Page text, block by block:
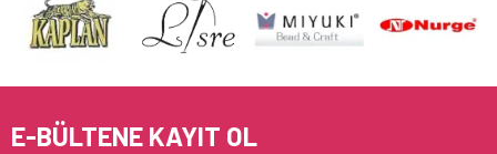
E-BÜLTENE KAYIT OL